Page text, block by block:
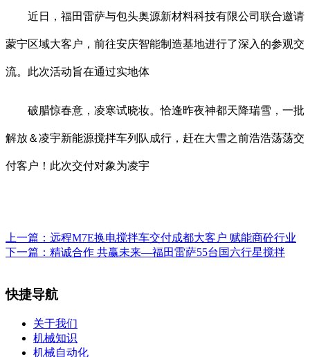
近日，福田雷萨与包头奥源新材料科技有限公司联合邀请
蒙宁区域大客户，前往安庆智能制造基地进行了深入的参观交
流。此次活动旨在通过实地体
破腊惊春意，凌寒试晓妆。恰逢昨夜神都天降瑞雪，一批
解放＆凌宇新能源搅拌车列队成行，赶在大雪之前浩浩荡荡交
付客户！此次交付对象为凌宇
上一篇： 远程M7E换电搅拌车交付成都大客户 赋能商砼行业
下一篇： 精诚合作 共赢未来—福田雷萨55台国六行星搅拌
快捷导航
关于我们
机械知识
机械自动化